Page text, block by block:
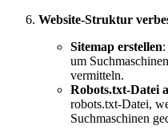
Website-Struktur
Sitemap erstellen
um
vermitteln.
Robots.txt-Datei
robots.txt-Datei,
Suchmaschinen